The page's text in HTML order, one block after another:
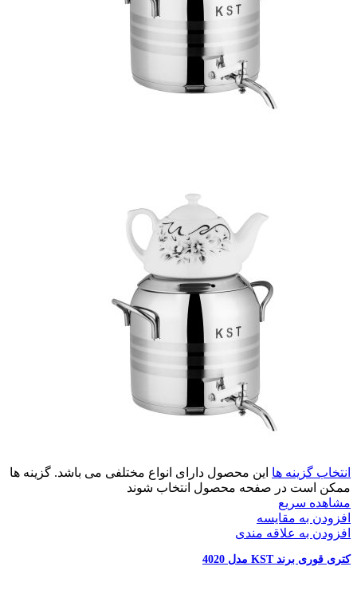
انتخاب گزینه ها این محصول دارای انواع مختلفی می باشد. گزینه ها
ممکن است در صفحه محصول انتخاب شوند
مشاهده سریع
افزودن به مقایسه
افزودن به علاقه مندی
کتری قوری برند KST مدل 4020